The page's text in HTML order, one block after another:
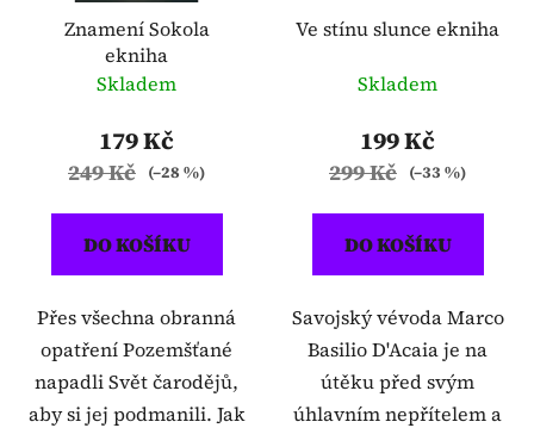
Znamení Sokola
ekniha
Skladem
179 Kč
249 Kč (–28 %)
DO KOŠÍKU
Přes všechna obranná
opatření Pozemšťané
napadli Svět čarodějů,
aby si jej podmanili. Jak
Ve stínu slunce ekniha
Skladem
199 Kč
299 Kč (–33 %)
DO KOŠÍKU
Savojský vévoda Marco
Basilio D'Acaia je na
útěku před svým
úhlavním nepřítelem a